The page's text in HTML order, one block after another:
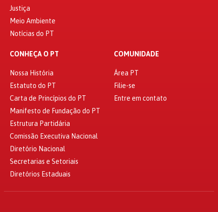
Justiça
Meio Ambiente
Notícias do PT
CONHEÇA O PT
Nossa História
Estatuto do PT
Carta de Princípios do PT
Manifesto de Fundação do PT
Estrutura Partidária
Comissão Executiva Nacional
Diretório Nacional
Secretarias e Setoriais
Diretórios Estaduais
COMUNIDADE
Área PT
Filie-se
Entre em contato